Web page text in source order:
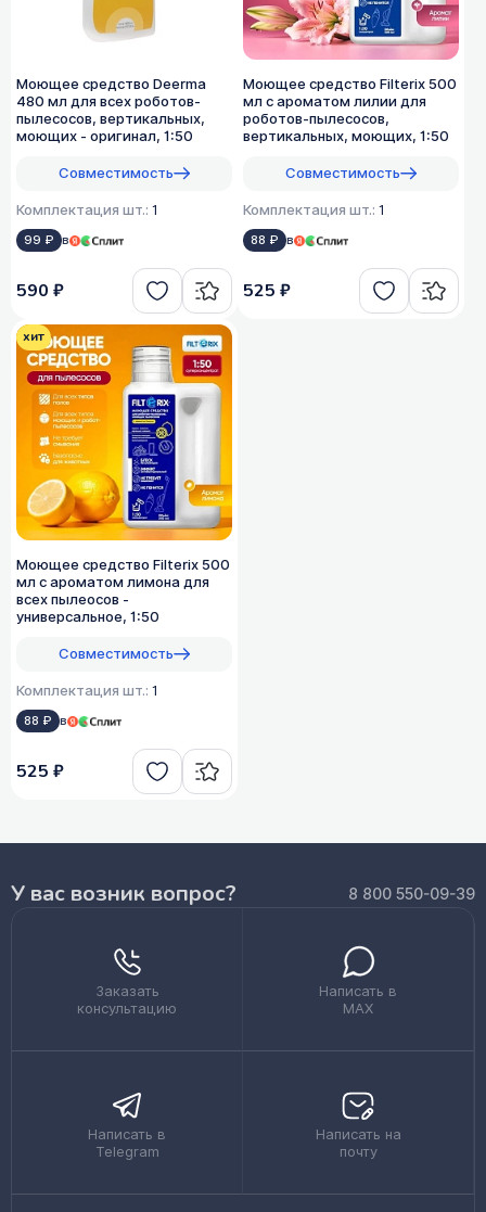
Моющее средство Deerma
480 мл для всех роботов-
пылесосов, вертикальных,
моющих - оригинал, 1:50
Совместимость
Комплектация шт.: 1
99 ₽ в
590 ₽
Моющее средство Filterix 500
мл с ароматом лилии для
роботов-пылесосов,
вертикальных, моющих, 1:50
Совместимость
Комплектация шт.: 1
88 ₽ в
525 ₽
Моющее средство Filterix 500
мл с ароматом лимона для
всех пылеосов -
универсальное, 1:50
Совместимость
Комплектация шт.: 1
88 ₽ в
хит
525 ₽
У вас возник вопрос? 8 800 550-09-39
Заказать
консультацию
Написать в
MAX
Написать в
Telegram
Написать на
почту